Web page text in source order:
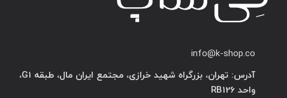
info@k-shop.co
آدرس: تهران، بزرگراه شهید خرازی، مجتمع ایران مال، طبقه G1،
واحد RB126